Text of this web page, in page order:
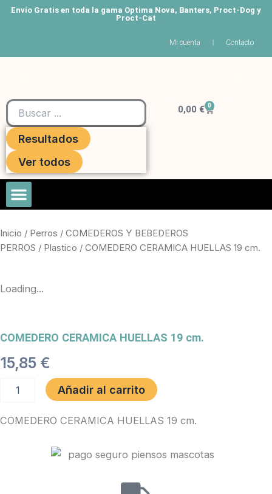
Envío Gratis en toda la gama Optima Nova, Banters, Proct-Dog y
Proct-Cat
Mi cuenta Contacto
Search
Resultados
Ver todos
0,00 € 0
Carrito
Inicio / Perros / COMEDEROS Y BEBEDEROS
PERROS / Plastico / COMEDERO CERAMICA HUELLAS 19 cm.
Loading...
COMEDERO CERAMICA HUELLAS 19 cm.
15,85 €
COMEDERO
CERAMICA
19
Añadir al carrito
COMEDERO CERAMICA HUELLAS 19 cm.